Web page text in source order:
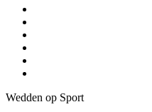
Wedden op Sport